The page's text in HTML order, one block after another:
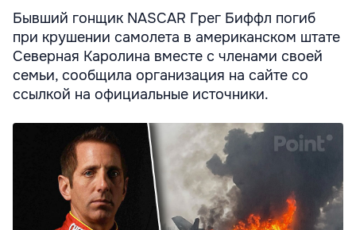
Бывший гонщик NASCAR Грег Биффл погиб
при крушении самолета в американском штате
Северная Каролина вместе с членами своей
семьи, сообщила организация на сайте со
ссылкой на официальные источники.